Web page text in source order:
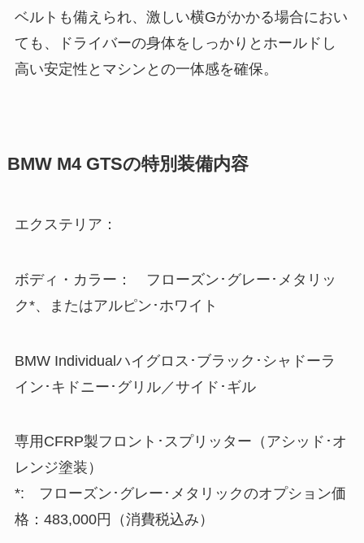
ベルトも備えられ、激しい横Gがかかる場合におい
ても、ドライバーの身体をしっかりとホールドし
高い安定性とマシンとの一体感を確保。
BMW M4 GTSの特別装備内容
エクステリア：
ボディ・カラー： フローズン･グレー･メタリッ
ク*、またはアルピン･ホワイト
BMW Individualハイグロス･ブラック･シャドーラ
イン･キドニー･グリル／サイド･ギル
専用CFRP製フロント･スプリッター（アシッド･オ
レンジ塗装）
*: フローズン･グレー･メタリックのオプション価
格：483,000円（消費税込み）